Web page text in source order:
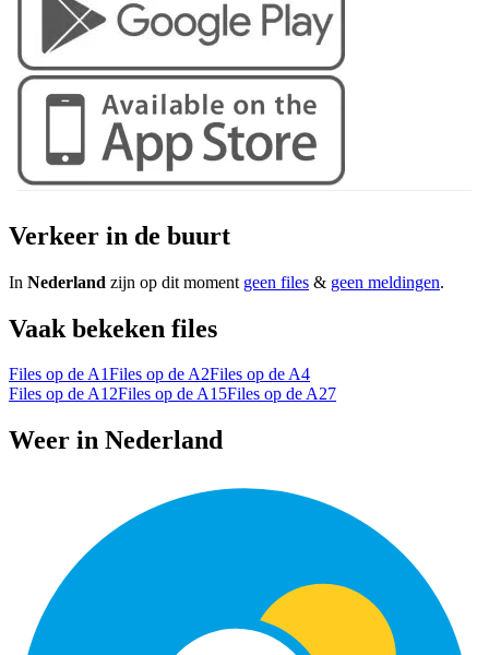
Verkeer in de buurt
In Nederland zijn op dit moment geen files & geen meldingen.
Vaak bekeken files
Files op de A1Files op de A2Files op de A4
Files op de A12Files op de A15Files op de A27
Weer in Nederland